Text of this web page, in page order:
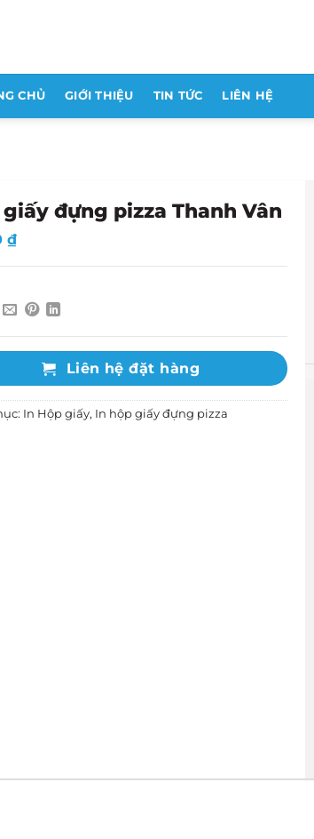
CHỦ GIỚI THIỆU TIN TỨC LIÊN HỆ
đựng pizza Thanh Vân
₫
Liên hệ đặt hàng
In Hộp giấy, In hộp giấy đựng pizza